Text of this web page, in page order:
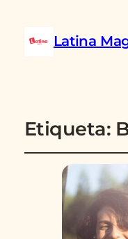
Latina
Etiqueta: